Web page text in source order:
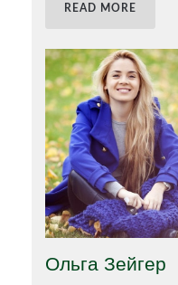
READ MORE
Ольга Зейгер